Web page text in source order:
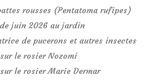
rousses (Pentatoma rufipes)
juin 2026 au jardin
de pucerons et autres insectes
le rosier Nozomi
le rosier Marie Dermar